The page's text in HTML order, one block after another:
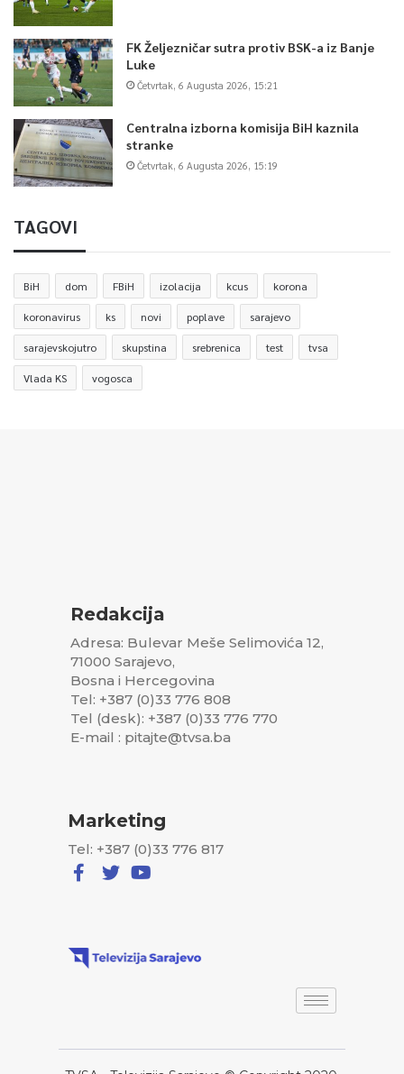
FK Željezničar sutra protiv BSK-a iz Banje
Luke
Četvrtak, 6 Augusta 2026, 15:21
Centralna izborna komisija BiH kaznila
stranke
Četvrtak, 6 Augusta 2026, 15:19
TAGOVI
BiH dom FBiH izolacija kcus korona
koronavirus ks novi poplave sarajevo
sarajevskojutro skupstina srebrenica test tvsa
Vlada KS vogosca
Redakcija
Adresa: Bulevar Meše Selimovića 12,
71000 Sarajevo,
Bosna i Hercegovina
Tel: +387 (0)33 776 808
Tel (desk): +387 (0)33 776 770
E-mail : pitajte@tvsa.ba
Marketing
Tel: +387 (0)33 776 817